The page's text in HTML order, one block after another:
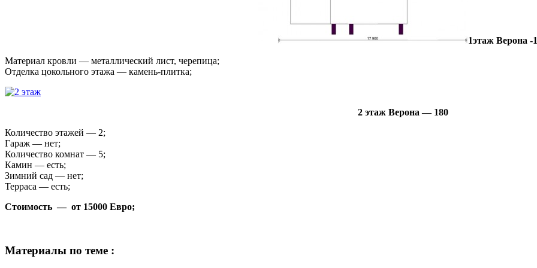
1этаж Верона -
Материал кровли — металлический лист, черепица;
Отделка цокольного этажа — камень-плитка;
2 этаж Верона — 180
Количество этажей — 2;
Гараж — нет;
Количество комнат — 5;
Камин — есть;
Зимний сад — нет;
Терраса — есть;
Стоимость — от 15000 Евро;
Материалы по теме :